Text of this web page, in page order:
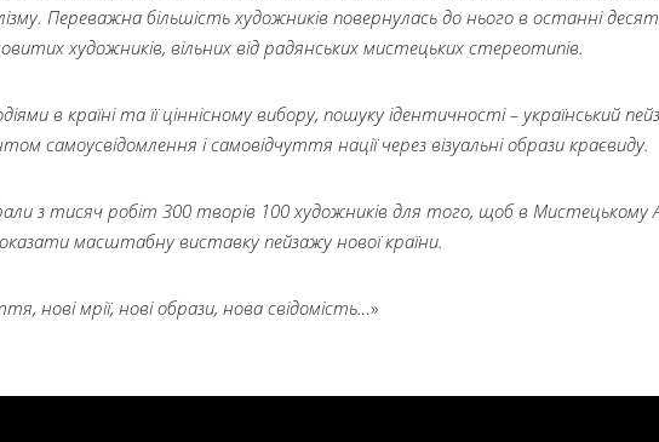
Переважна більшість художників повернулась до нього в останні
художників, вільних від радянських мистецьких стереотипів.
в країні та її ціннісному вибору, пошуку ідентичності – український
самоусвідомлення і самовідчуття нації через візуальні образи краєвиду.
з тисяч робіт 300 творів 100 художників для того, щоб в Мистецькому
масштабну виставку пейзажу нової країни.
нові мрії, нові образи, нова свідомість…»